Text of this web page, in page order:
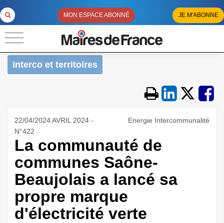
MON ESPACE ABONNÉ JE M'ABONNE
Interco et territoires
22/04/2024 AVRIL 2024 -
N°422
Energie Intercommunalité
La communauté de
communes Saône-
Beaujolais a lancé sa
propre marque
d'électricité verte